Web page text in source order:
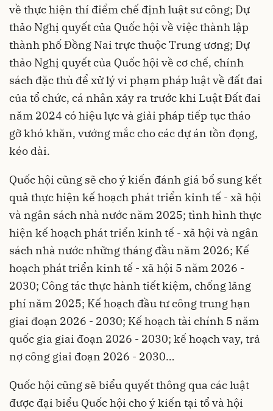
về thực hiện thí điểm chế định luật sư công; Dự
thảo Nghị quyết của Quốc hội về việc thành lập
thành phố Đồng Nai trực thuộc Trung ương; Dự
thảo Nghị quyết của Quốc hội về cơ chế, chính
sách đặc thù để xử lý vi phạm pháp luật về đất đai
của tổ chức, cá nhân xảy ra trước khi Luật Đất đai
năm 2024 có hiệu lực và giải pháp tiếp tục tháo
gỡ khó khăn, vướng mắc cho các dự án tồn đọng,
kéo dài.
Quốc hội cũng sẽ cho ý kiến đánh giá bổ sung kết
quả thực hiện kế hoạch phát triển kinh tế - xã hội
và ngân sách nhà nước năm 2025; tình hình thực
hiện kế hoạch phát triển kinh tế - xã hội và ngân
sách nhà nước những tháng đầu năm 2026; Kế
hoạch phát triển kinh tế - xã hội 5 năm 2026 -
2030; Công tác thực hành tiết kiệm, chống lãng
phí năm 2025; Kế hoạch đầu tư công trung hạn
giai đoạn 2026 - 2030; Kế hoạch tài chính 5 năm
quốc gia giai đoạn 2026 - 2030; kế hoạch vay, trả
nợ công giai đoạn 2026 - 2030…
Quốc hội cũng sẽ biểu quyết thông qua các luật
được đại biểu Quốc hội cho ý kiến tại tổ và hội